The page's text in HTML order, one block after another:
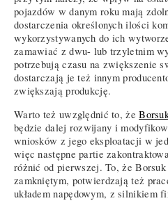
pojazdów w danym roku mają
dostarczenia określonych ilości
wykorzystywanych do ich
zamawiać z dwu- lub trzyletnim
potrzebują czasu na zwiększenie
dostarczają je też innym
zwiększają produkcję.
Warto też uwzględnić to, że
będzie dalej rozwijany i
wniosków z jego eksploatacji w
więc następne partie
różnić od pierwszej. To, że
zamkniętym, potwierdzają też
układem napędowym, z silnikiem